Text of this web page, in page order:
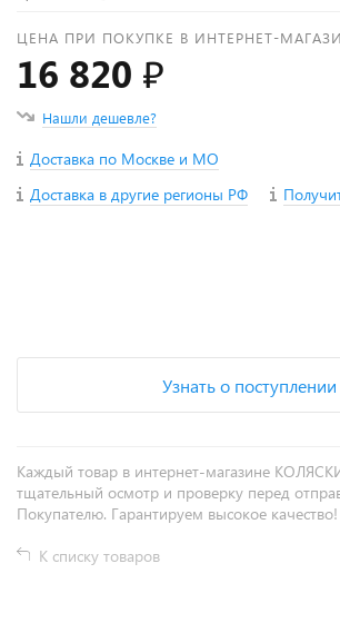
ЦЕНА ПРИ ПОКУПКЕ В ИНТЕРНЕТ-
16 820 ₽
Нашли дешевле?
Доставка по Москве и МО
Доставка в другие регионы РФ
Узнать о поступлении
Каждый товар в интернет-магазине
тщательный осмотр и проверку перед
Покупателю. Гарантируем высокое качество!
К списку товаров